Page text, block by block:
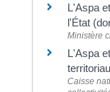
L'Aspa
l'État
Ministère
L'Aspa
Caisse